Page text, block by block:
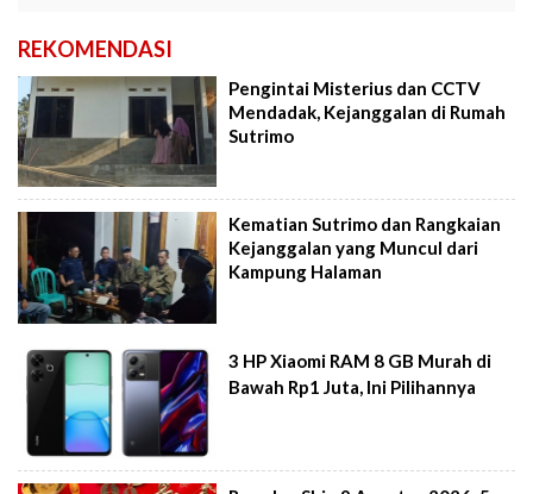
REKOMENDASI
Pengintai Misterius dan CCTV
Mendadak, Kejanggalan di Rumah
Sutrimo
Kematian Sutrimo dan Rangkaian
Kejanggalan yang Muncul dari
Kampung Halaman
3 HP Xiaomi RAM 8 GB Murah di
Bawah Rp1 Juta, Ini Pilihannya